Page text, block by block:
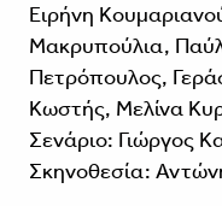
Ειρήνη
Μακρυπούλια,
Πετρόπουλος,
Κωστής, Μελίνα
Σενάριο: Γιώργος
Σκηνοθεσία: